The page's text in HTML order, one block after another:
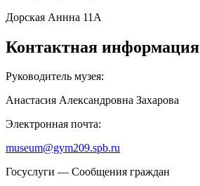
Дорская Аннна 11А
Контактная информация
Руководитель музея:
Анастасия Александровна Захарова
Электронная почта:
museum@gym209.spb.ru
Госуслуги — Сообщения граждан